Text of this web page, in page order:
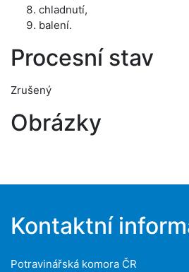
chladnutí,
balení.
Procesní stav
Zrušený
Obrázky
Kontaktní
Potravinářská komora ČR